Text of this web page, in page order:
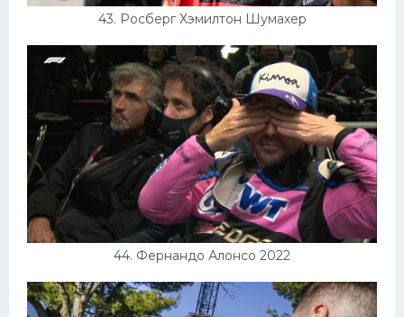
43. Росберг Хэмилтон Шумахер
44. Фернандо Алонсо 2022